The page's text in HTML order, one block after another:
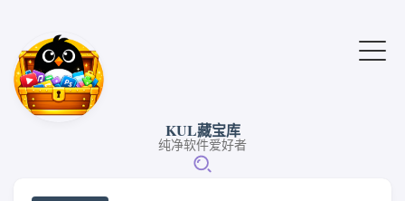
KUL藏宝库
纯净软件爱好者